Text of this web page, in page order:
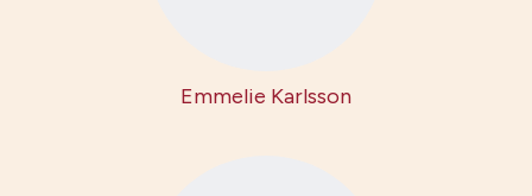
Emmelie Karlsson